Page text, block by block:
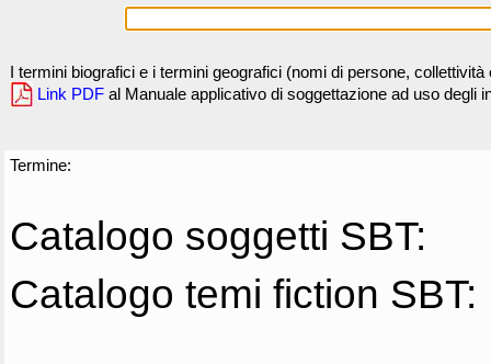
I termini biografici e i termini geografici (nomi di persone,
Link PDF al Manuale applicativo di soggettazione ad uso degli
Termine:
Catalogo soggetti SBT:
Catalogo temi fiction SBT: